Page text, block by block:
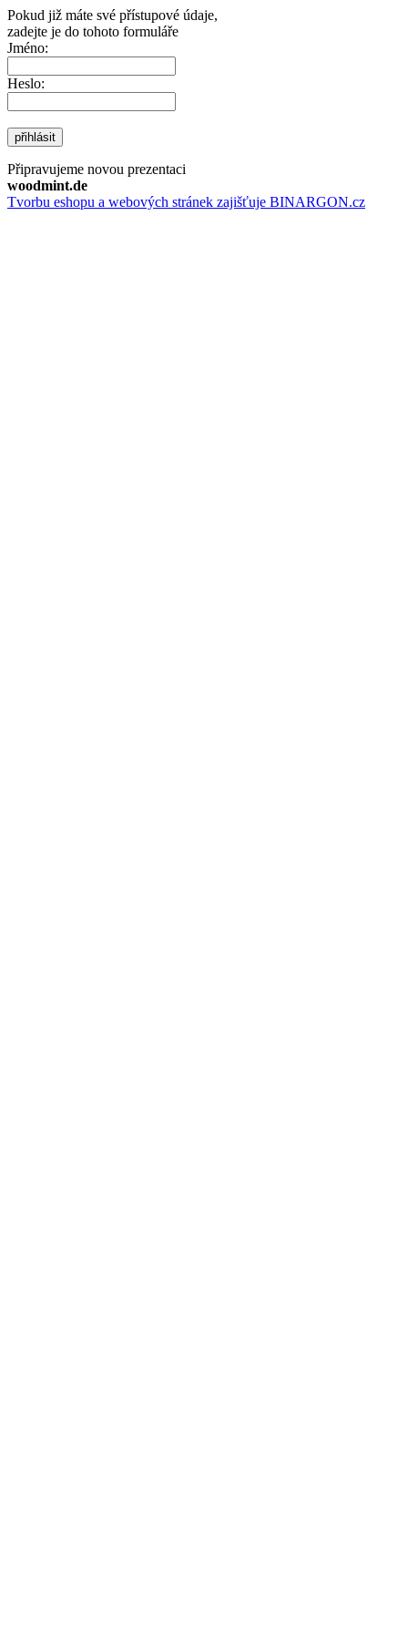
Pokud již máte své přístupové údaje,
zadejte je do tohoto formuláře
Jméno:
Heslo:
přihlásit
Připravujeme novou prezentaci
woodmint.de
Tvorbu eshopu a webových stránek zajišťuje BINARGON.cz